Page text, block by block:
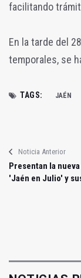
facilitando
En la tarde del
temporales, se
TAGS: JAÉN
Noticia Anterior
Presentan la
'Jaén en Julio' y